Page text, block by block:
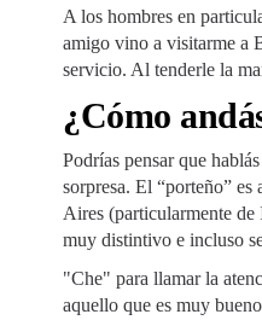
A los hombres en
amigo vino a visitarme a
servicio. Al tenderle la
¿Cómo
Podrías pensar que
sorpresa. El “porteño”
Aires (particularmente
muy distintivo e incluso
"Che" para llamar la
aquello que es muy